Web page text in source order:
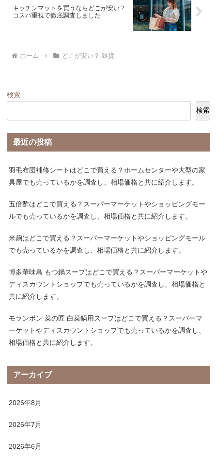
キッチンマットを買うならどこが安い？
コスパ重視で徹底調査しました
ホーム どこが安い？-雑貨
検索
検索
最近の投稿
羽毛布団補修シートはどこで買える？ホームセンターや大型の家
具屋でも売っているかを調査し、相場価格と共に紹介します。
五倍酢はどこで買える？スーパーマーケットやショッピングモー
ルでも売っているかを調査し、相場価格と共に紹介します。
米麹はどこで買える？スーパーマーケットやショッピングモール
でも売っているかを調査し、相場価格と共に紹介します。
博多華味鳥 もつ鍋スープはどこで買える？スーパーマーケットや
ディスカウントショップでも売っているかを調査し、相場価格と
共に紹介します。
モランボン 菜の匠 白菜鍋用スープはどこで買える？スーパーマ
ーケットやディスカウントショップでも売っているかを調査し、
相場価格と共に紹介します。
アーカイブ
2026年8月
2026年7月
2026年6月